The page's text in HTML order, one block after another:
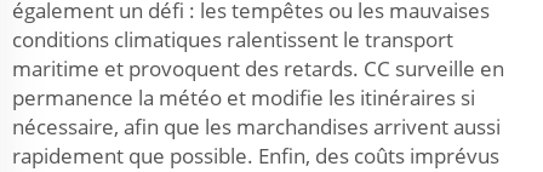
également un défi : les tempêtes ou les mauvaises
conditions climatiques ralentissent le transport
maritime et provoquent des retards. CC surveille en
permanence la météo et modifie les itinéraires si
nécessaire, afin que les marchandises arrivent aussi
rapidement que possible. Enfin, des coûts imprévus